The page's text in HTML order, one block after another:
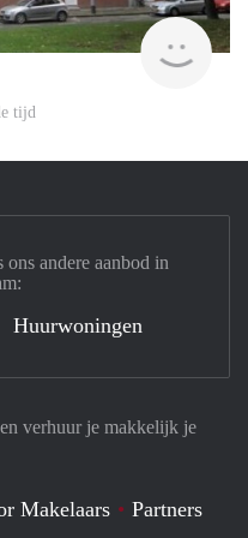
tijd
verhuur je makkelijk je
Makelaars Partners
andere aanbod in
Huurwoningen